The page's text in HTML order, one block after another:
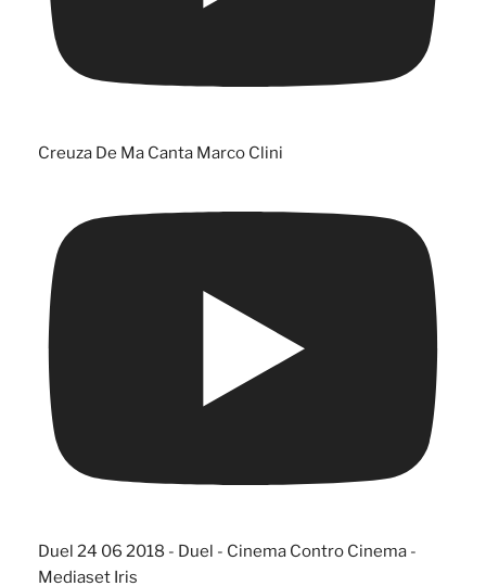
Creuza De Ma Canta Marco Clini
Duel 24 06 2018 - Duel - Cinema Contro Cinema -
Mediaset Iris